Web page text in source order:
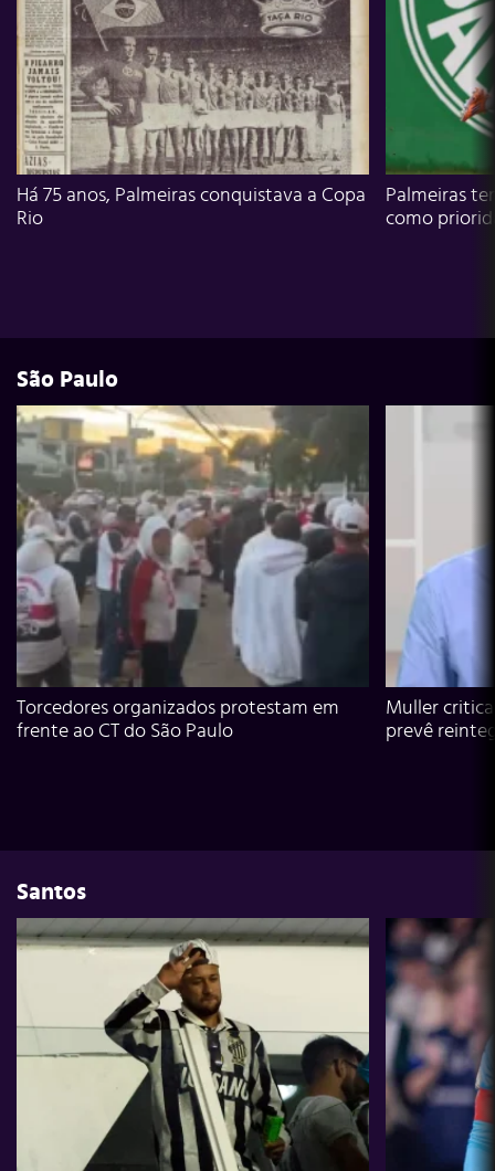
Há 75 anos, Palmeiras conquistava a Copa
Rio
Palmeiras
como
São Paulo
Torcedores organizados protestam em
frente ao CT do São Paulo
Muller
prevê
Santos